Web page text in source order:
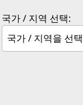
국가 / 지역 선택: